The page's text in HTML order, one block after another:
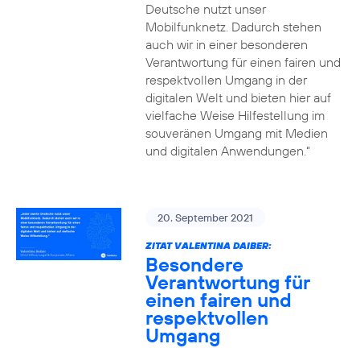
Deutsche nutzt unser
Mobilfunknetz. Dadurch stehen
auch wir in einer besonderen
Verantwortung für einen fairen und
respektvollen Umgang in der
digitalen Welt und bieten hier auf
vielfache Weise Hilfestellung im
souveränen Umgang mit Medien
und digitalen Anwendungen.“
20. September 2021
ZITAT VALENTINA DAIBER:
Besondere
Verantwortung für
einen fairen und
respektvollen
Umgang